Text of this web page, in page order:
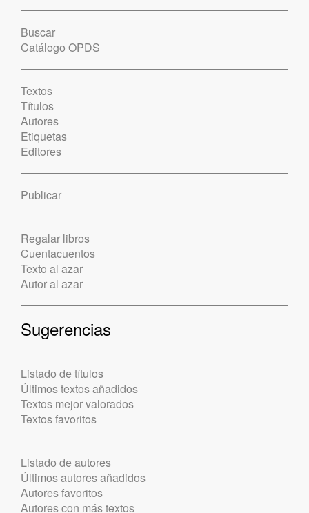
Buscar
Catálogo OPDS
Textos
Títulos
Autores
Etiquetas
Editores
Publicar
Regalar libros
Cuentacuentos
Texto al azar
Autor al azar
Sugerencias
Listado de títulos
Últimos textos añadidos
Textos mejor valorados
Textos favoritos
Listado de autores
Últimos autores añadidos
Autores favoritos
Autores con más textos